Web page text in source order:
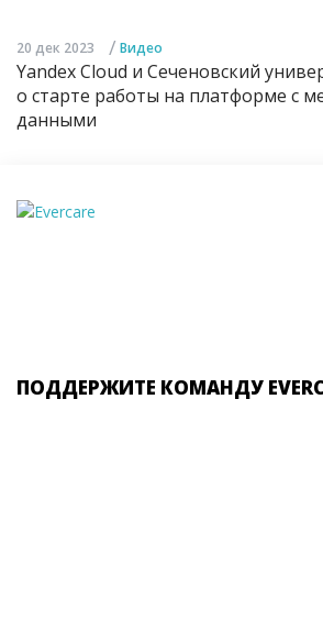
20 дек 2023 / Видео
Yandex Cloud и Сеченовский
о старте работы на платформе с
данными
ПОДДЕРЖИТЕ КОМАНДУ